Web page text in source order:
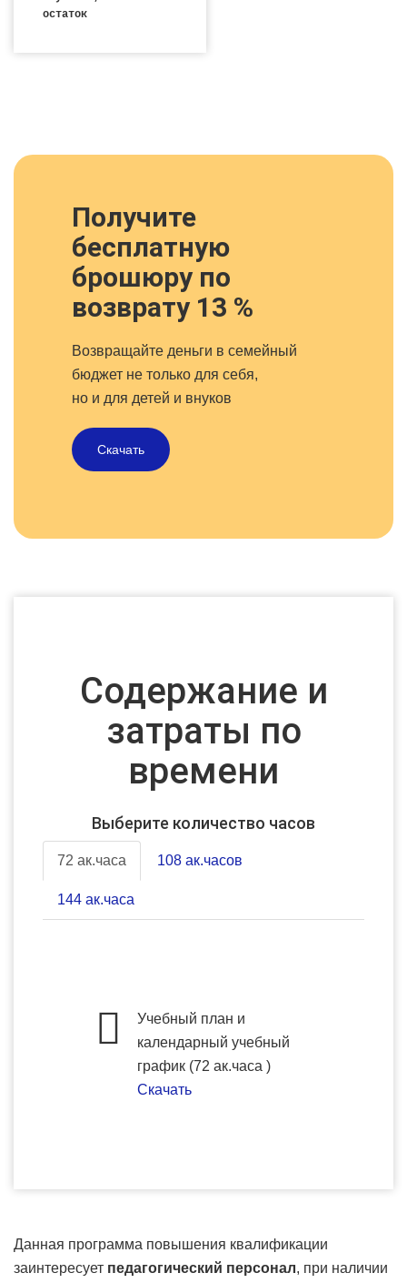
остаток
Получите
бесплатную
брошюру по
возврату 13 %
Возвращайте деньги в семейный
бюджет не только для себя,
но и для детей и внуков
Скачать
Содержание и
затраты по
времени
Выберите количество часов
72 ак.часа 108 ак.часов
144 ак.часа
Учебный план и
календарный учебный
график (72 ак.часа )
Скачать
Данная программа повышения квалификации
заинтересует педагогический персонал, при наличии